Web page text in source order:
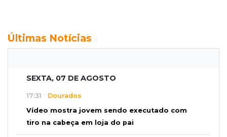
Últimas Notícias
SEXTA, 07 DE AGOSTO
17:31 Dourados
Vídeo mostra jovem sendo executado com
tiro na cabeça em loja do pai